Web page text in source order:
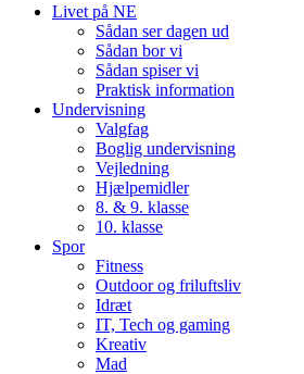
Livet på NE
Sådan ser dagen ud
Sådan bor vi
Sådan spiser vi
Praktisk information
Undervisning
Valgfag
Boglig undervisning
Vejledning
Hjælpemidler
8. & 9. klasse
10. klasse
Spor
Fitness
Outdoor og friluftsliv
Idræt
IT, Tech og gaming
Kreativ
Mad